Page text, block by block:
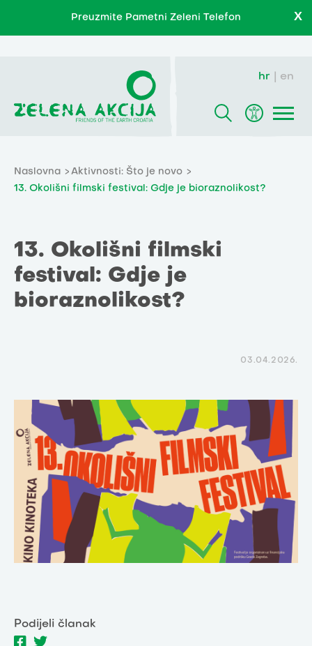
Preuzmite Pametni Zeleni Telefon X
hr en
Naslovna
Aktivnosti: Što je novo
13. Okolišni filmski festival: Gdje je bioraznolikost?
13. Okolišni filmski
festival: Gdje je
bioraznolikost?
03.04.2026.
Podijeli članak